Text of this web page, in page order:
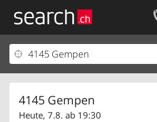
4145 Gempen
Heute, 7.8. ab 19:30
Ihr Eintrag
Kundencenter Geschäftskunden